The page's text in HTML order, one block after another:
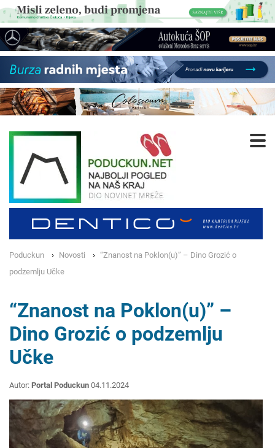
Poduckun Novosti
“Znanost na Poklon(u)” – Dino Grozić o
podzemlju Učke
“Znanost na Poklon(u)” –
Dino Grozić o podzemlju
Učke
Autor: Portal Poduckun 04.11.2024